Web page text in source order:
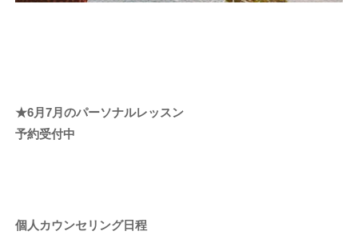
★6月7月のパーソナルレッスン
予約受付中
個人カウンセリング日程